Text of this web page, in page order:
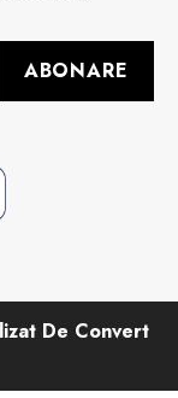
ABONARE
De Convert